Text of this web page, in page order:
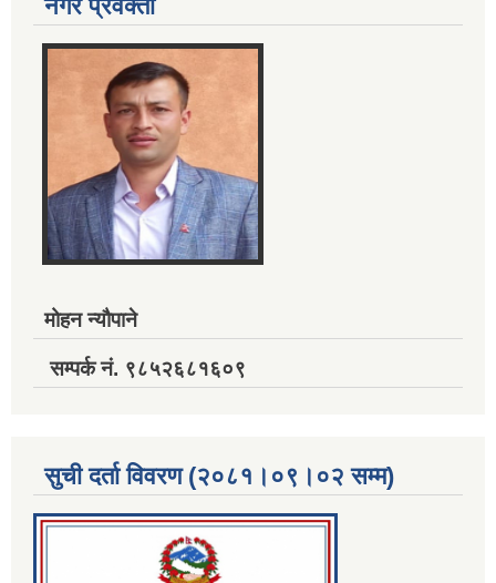
नगर प्रवक्ता
मोहन न्यौपाने
सम्पर्क नं. ९८५२६८१६०९
सुची दर्ता विवरण (२०८१।०९।०२ सम्म)